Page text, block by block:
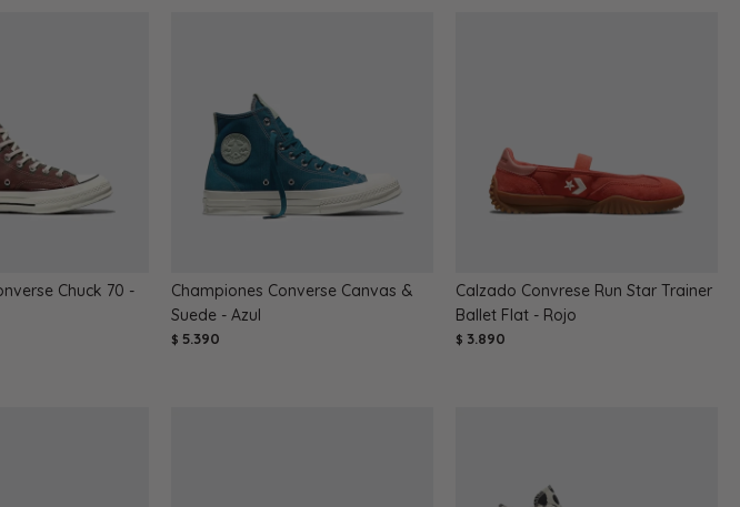
Chuck 70 -
Championes Converse Canvas &
Suede - Azul
$ 5.390
Calzado Convrese Run Star Trainer
Ballet Flat - Rojo
$ 3.890